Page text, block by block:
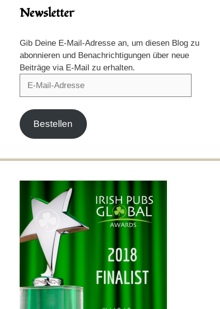
Newsletter
Gib Deine E-Mail-Adresse an, um diesen Blog zu
abonnieren und Benachrichtigungen über neue
Beiträge via E-Mail zu erhalten.
Bestellen